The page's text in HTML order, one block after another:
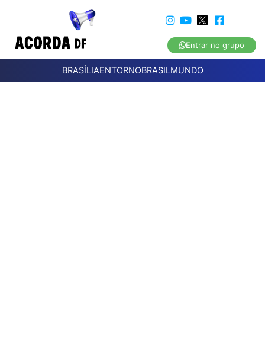
Entrar no grupo
BRASÍLIAENTORNOBRASILMUNDO